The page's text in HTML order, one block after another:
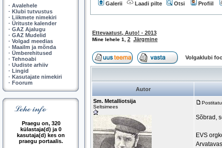
· Avalehele
· Klubi tutvustus
· Liikmete nimekiri
· Ürituste kalender
· GAZ Ajalugu
· GAZ Mudelid
· Volgad meedias
· Maailm ja mõnda
· Ümberehitused
· Tehnoabi
· Uudiste arhiiv
· Lingid
· Kasutajate nimekiri
· Foorum
Praegu on, 320
külastaja(d) ja 0
kasutaja(d) kes on
praegu portaalis.
Galerii Laadi pilte Otsi Profiil
Ettevaatust, Auto! - 2013
Mine lehele 1 2 Järgmine
Volgaklubi
Autor
Sm. Metalliotsija
Seltsimees
Sõbrad,
EVS